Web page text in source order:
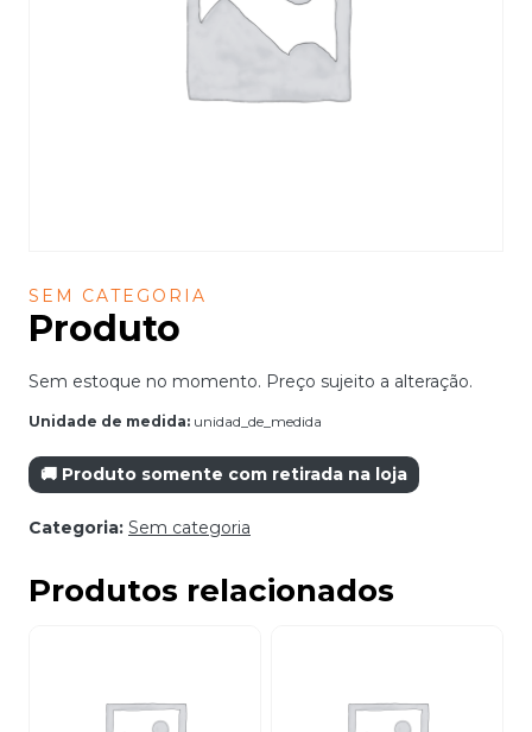
SEM CATEGORIA
Produto
Sem estoque no momento. Preço sujeito a alteração.
Unidade de medida: unidad_de_medida
🚚 Produto somente com retirada na loja
Categoria: Sem categoria
Produtos relacionados